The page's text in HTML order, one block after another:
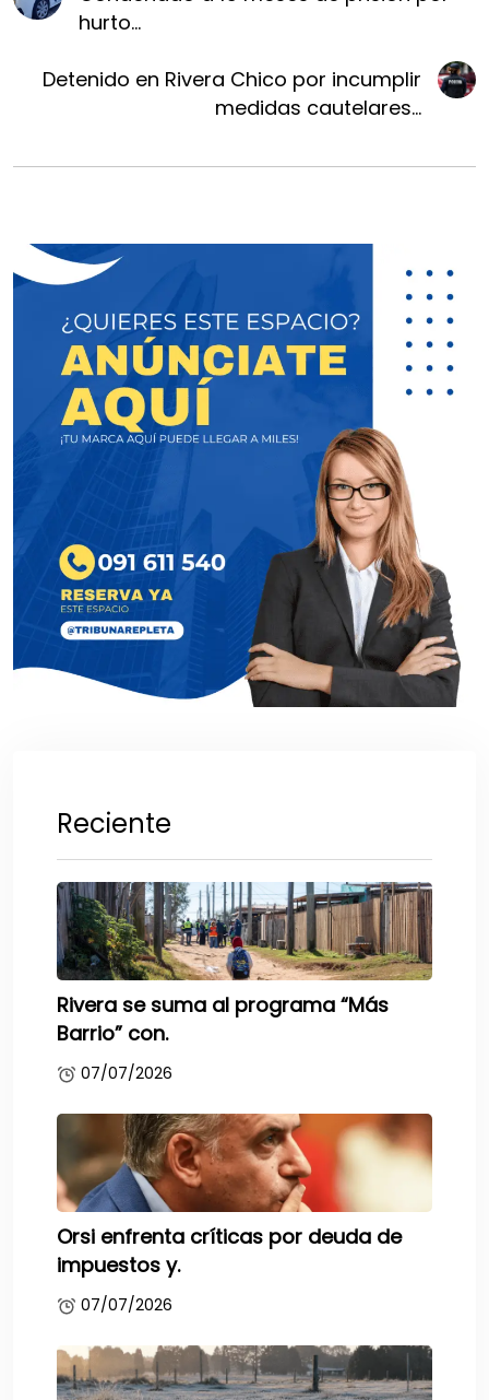
hurto...
Detenido en Rivera Chico por incumplir
medidas cautelares...
Reciente
Rivera se suma al programa “Más
Barrio” con.
07/07/2026
Orsi enfrenta críticas por deuda de
impuestos y.
07/07/2026